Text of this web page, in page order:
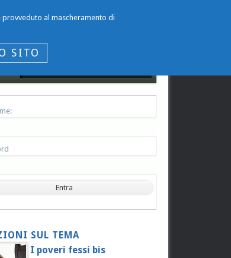
SUL TEMA
I poveri fessi bis
al mascheramento di
SITO